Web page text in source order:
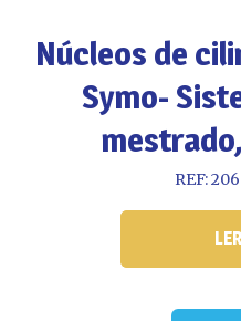
Núcleos de
Symo-
REF: